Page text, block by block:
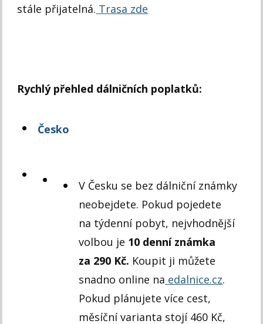
stále přijatelná. Trasa zde
Rychlý přehled dálničních poplatků:
Česko
V Česku se bez dálniční známky
neobejdete. Pokud pojedete
na týdenní pobyt, nejvhodnější
volbou je 10 denní známka
za 290 Kč. Koupit ji můžete
snadno online na edalnice.cz.
Pokud plánujete více cest,
měsíční varianta stojí 460 Kč,